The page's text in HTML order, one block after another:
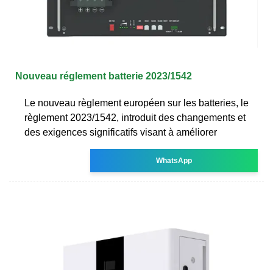
Nouveau réglement batterie 2023/1542
Le nouveau règlement européen sur les batteries, le
règlement 2023/1542, introduit des changements et
des exigences significatifs visant à améliorer
WhatsApp